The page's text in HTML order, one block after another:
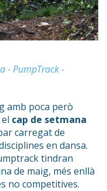
- PumpTrack -
amb poca però
cap de setmana
carregat de
en dansa.
tindran
de maig, més enllà
no competitives.